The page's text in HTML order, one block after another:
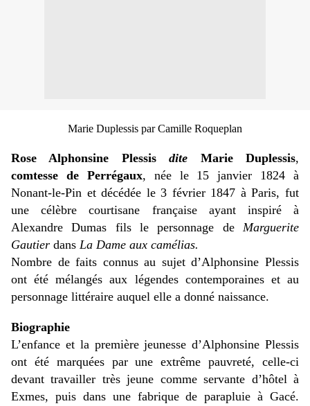
Marie Duplessis par Camille Roqueplan
Rose Alphonsine Plessisdite Marie Duplessis,
comtesse de Perrégaux, née le 15 janvier 1824 à
Nonant-le-Pin et décédée le 3 février 1847 à Paris, fut
une célèbre courtisane française ayant inspiré à
Alexandre Dumas fils le personnage de Marguerite
Gautier dans La Dame aux camélias.
Nombre de faits connus au sujet d’Alphonsine Plessis
ont été mélangés aux légendes contemporaines et au
personnage littéraire auquel elle a donné naissance.
Biographie
L’enfance et la première jeunesse d’Alphonsine Plessis
ont été marquées par une extrême pauvreté, celle-ci
devant travailler très jeune comme servante d’hôtel à
Exmes, puis dans une fabrique de parapluie à Gacé.